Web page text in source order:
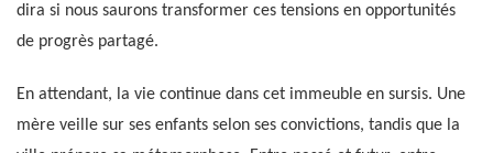
dira si nous saurons transformer ces tensions en opportunités
de progrès partagé.
En attendant, la vie continue dans cet immeuble en sursis. Une
mère veille sur ses enfants selon ses convictions, tandis que la